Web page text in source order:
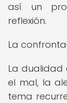
así un
reflexión.
La
La dualidad
el mal, la
tema